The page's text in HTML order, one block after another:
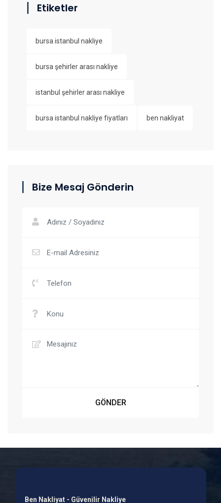
Etiketler
bursa istanbul nakliye
bursa şehirler arası nakliye
istanbul şehirler arası nakliye
bursa istanbul nakliye fiyatları ben nakliyat
Bize Mesaj Gönderin
GÖNDER
Ben Nakliyat - Güvenilir Nakliye